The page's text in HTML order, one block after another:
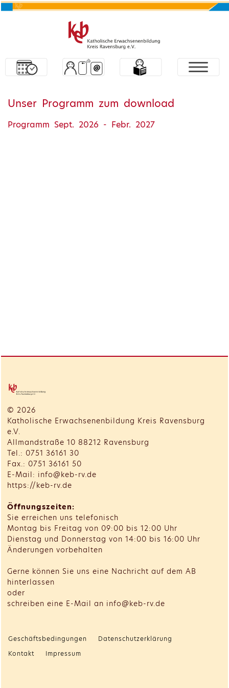
Unser Programm zum download
Programm Sept. 2026 - Febr. 2027
© 2026
Katholische Erwachsenenbildung Kreis Ravensburg
e.V.
Allmandstraße 10 88212 Ravensburg
Tel.: 0751 36161 30
Fax.: 0751 36161 50
E-Mail: info@keb-rv.de
https://keb-rv.de
Öffnungszeiten:
Sie erreichen uns telefonisch
Montag bis Freitag von 09:00 bis 12:00 Uhr
Dienstag und Donnerstag von 14:00 bis 16:00 Uhr
Änderungen vorbehalten
Gerne können Sie uns eine Nachricht auf dem AB
hinterlassen
oder
schreiben eine E-Mail an info@keb-rv.de
Geschäftsbedingungen
Datenschutzerklärung
Kontakt
Impressum